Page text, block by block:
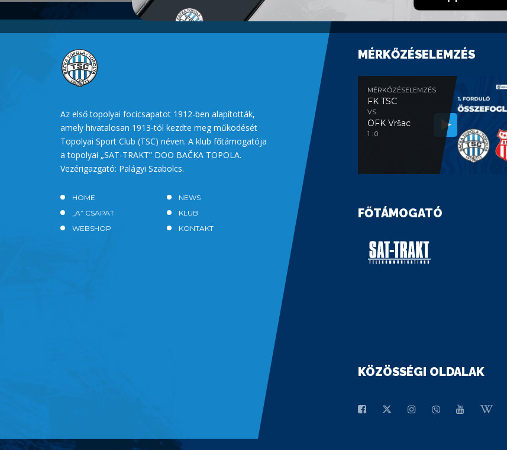
Az első topolyai focicsapatot 1912-ben alapították,
amely hivatalosan 1913-tól kezdte meg működését
Topolyai Sport Club (TSC) néven. A klub főtámogatója
a topolyai „SAT-TRAKT” DOO BAČKA TOPOLA.
Vezérigazgató: Palágyi Szabolcs.
HOME
NEWS
„A” CSAPAT
KLUB
WEBSHOP
KONTAKT
MÉRKŐZÉSELEMZÉS
MÉRKŐZÉSELEMZÉS
FK TSC
VS
OFK Vršac
1 : 0
FŐTÁMOGATÓ
KÖZÖSSÉGI OLDALAK